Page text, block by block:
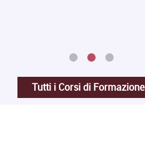
Tutti i Corsi di Formazione